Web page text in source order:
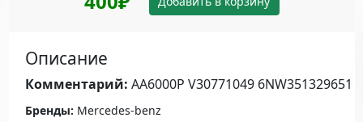
Описание
Комментарий: AA6000P V30771049 6NW351329651
Бренды: Mercedes-benz